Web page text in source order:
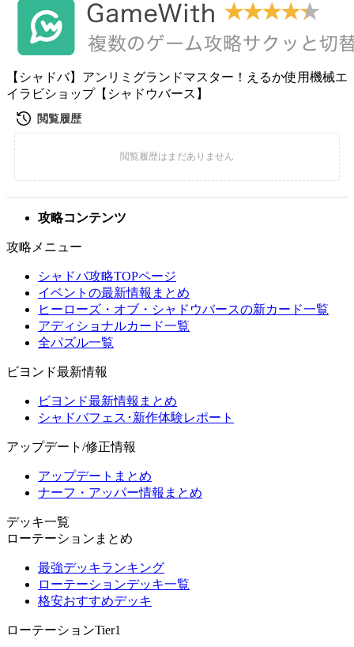
【シャドバ】アンリミグランドマスター！えるか使用機械エ
イラビショップ【シャドウバース】
攻略コンテンツ
攻略メニュー
シャドバ攻略TOPページ
イベントの最新情報まとめ
ヒーローズ・オブ・シャドウバースの新カード一覧
アディショナルカード一覧
全パズル一覧
ビヨンド最新情報
ビヨンド最新情報まとめ
シャドバフェス･新作体験レポート
アップデート/修正情報
アップデートまとめ
ナーフ・アッパー情報まとめ
デッキ一覧
ローテーションまとめ
最強デッキランキング
ローテーションデッキ一覧
格安おすすめデッキ
ローテーションTier1